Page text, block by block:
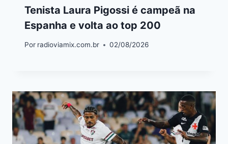
Tenista Laura Pigossi é campeã na
Espanha e volta ao top 200
Por radioviamix.com.br 02/08/2026